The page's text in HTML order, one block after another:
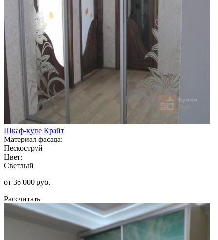
Шкаф-купе Крайт
Материал фасада:
Пескоструй
Цвет:
Светлый
от 36 000 руб.
Рассчитать